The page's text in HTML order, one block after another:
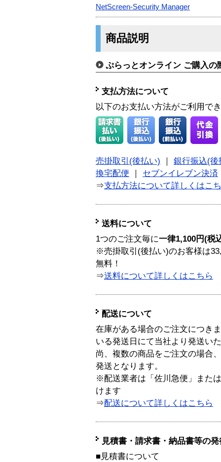
NetScreen-Security Manager
商品説明
ぷらっとオンライン ご購入の
支払方法について
以下のお支払い方法がご利用で
売掛取引(後払い)
銀行振込(後
換宅配便
セブンイレブン決済
⇒支払方法について詳しくはこ
送料について
1つのご注文毎に一律1,100円(税
※売掛取引(後払い)のお客様は
無料！
⇒送料について詳しくはこちら
配送について
在庫がある場合のご注文につき
いる発送日にて当社より発送い
尚、複数の商品をご注文の場合
発送となります。
※配送業者は「佐川急便」また
けます
⇒配送について詳しくはこちら
見積書・請求書・納品書等の
■見積書について